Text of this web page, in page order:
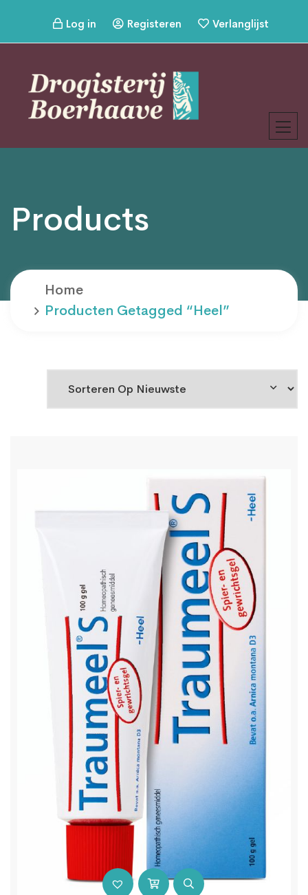
Log in Registeren Verlanglijst
Products
Home
Producten Getagged “heel”